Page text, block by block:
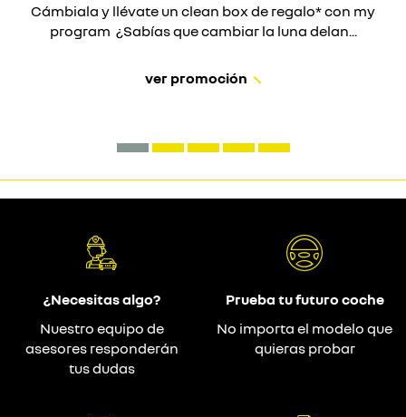
Cámbiala y llévate un clean box de regalo* con my
program ¿Sabías que cambiar la luna delan...
ver promoción
¿Necesitas algo?
Nuestro equipo de
asesores responderán
tus dudas
Prueba tu futuro coche
No importa el modelo que
quieras probar